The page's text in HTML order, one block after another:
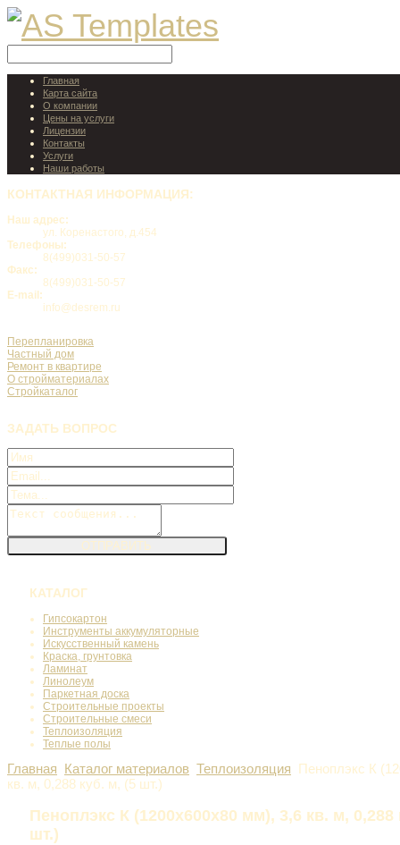
Главная
Карта сайта
О компании
Цены на услуги
Лицензии
Контакты
Услуги
Наши работы
КОНТАКТНАЯ ИНФОРМАЦИЯ:
Наш адрес:
ул. Коренастого, д.454
Телефоны:
8(499)031-50-57
Факс:
8(499)031-50-57
E-mail:
info@desrem.ru
Перепланировка
Частный дом
Ремонт в квартире
О стройматериалах
Стройкаталог
ЗАДАТЬ ВОПРОС
КАТАЛОГ
Гипсокартон
Инструменты аккумуляторные
Искусственный камень
Краска, грунтовка
Ламинат
Линолеум
Паркетная доска
Строительные проекты
Строительные смеси
Теплоизоляция
Теплые полы
Главная Каталог материалов Теплоизоляция Пеноплэкс К
кв. м, 0,288 куб. м, (5 шт.)
Пеноплэкс К (1200х600х80 мм), 3,6 кв. м, 0,288
шт.)